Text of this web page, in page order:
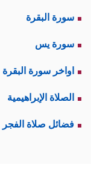
سورة البقرة
سورة يس
اواخر سورة البقرة
الصلاة الإبراهيمية
فضائل صلاة الفجر